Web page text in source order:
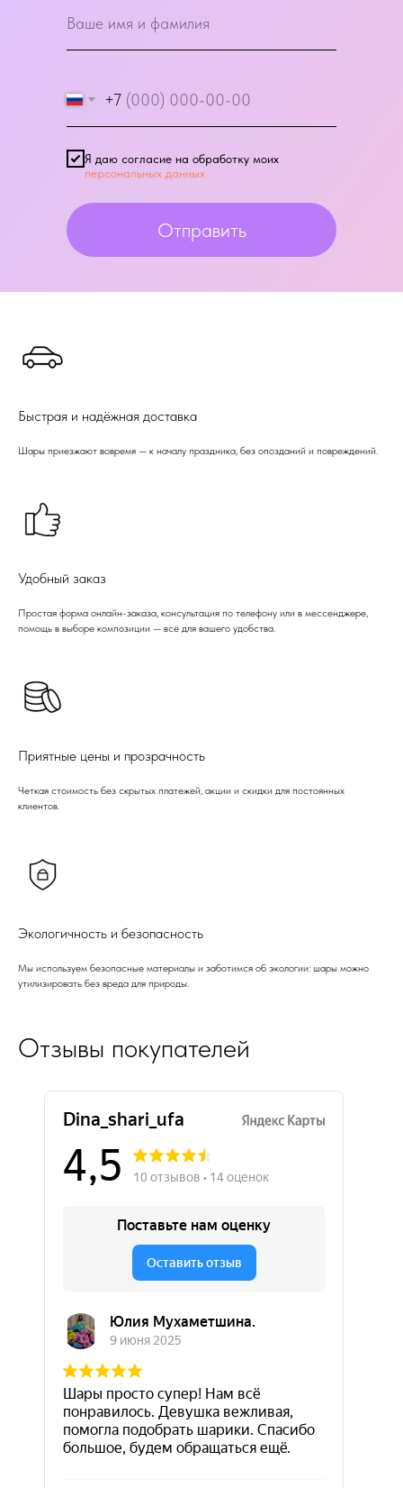
+7
Я даю согласие на обработку моих
персональных данных
Отправить
Быстрая и надёжная доставка
Шары приезжают вовремя — к началу праздника, без опозданий и повреждений.
Удобный заказ
Простая форма онлайн-заказа, консультация по телефону или в мессенджере,
помощь в выборе композиции — всё для вашего удобства.
Приятные цены и прозрачность
Четкая стоимость без скрытых платежей, акции и скидки для постоянных
клиентов.
Экологичность и безопасность
Мы используем безопасные материалы и заботимся об экологии: шары можно
утилизировать без вреда для природы.
Отзывы покупателей